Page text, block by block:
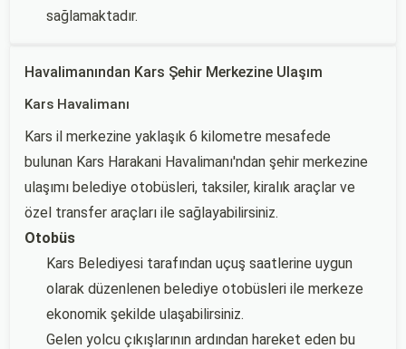
sağlamaktadır.
Havalimanından Kars Şehir Merkezine Ulaşım
Kars Havalimanı
Kars il merkezine yaklaşık 6 kilometre mesafede
bulunan Kars Harakani Havalimanı'ndan şehir merkezine
ulaşımı belediye otobüsleri, taksiler, kiralık araçlar ve
özel transfer araçları ile sağlayabilirsiniz.
Otobüs
Kars Belediyesi tarafından uçuş saatlerine uygun
olarak düzenlenen belediye otobüsleri ile merkeze
ekonomik şekilde ulaşabilirsiniz.
Gelen yolcu çıkışlarının ardından hareket eden bu